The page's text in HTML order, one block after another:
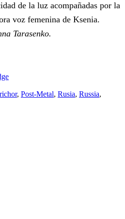
de la luz acompañadas por la
voz femenina de Ksenia.
Tarasenko.
, Post-Metal, Rusia, Russia,